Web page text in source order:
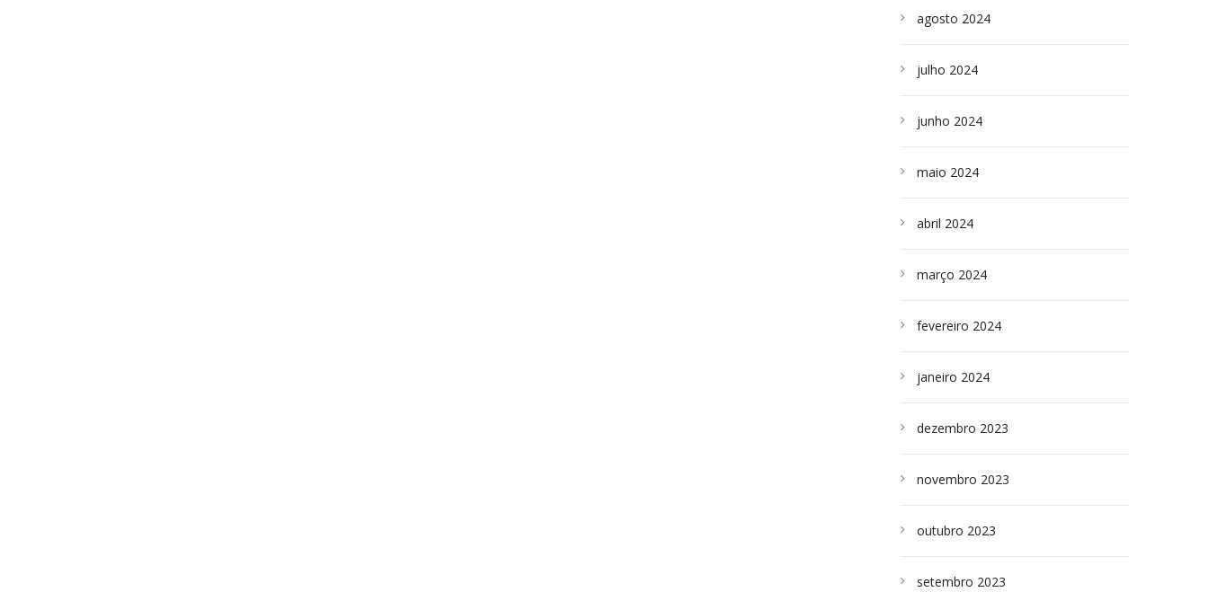
agosto 2024
julho 2024
junho 2024
maio 2024
abril 2024
março 2024
fevereiro 2024
janeiro 2024
dezembro 2023
novembro 2023
outubro 2023
setembro 2023